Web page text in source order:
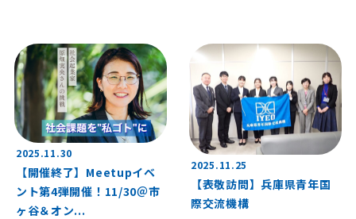
2025.11.30
【開催終了】Meetupイベ
ント第4弾開催！11/30＠市
ヶ谷＆オン...
2025.11.25
【表敬訪問】兵庫県青年国
際交流機構